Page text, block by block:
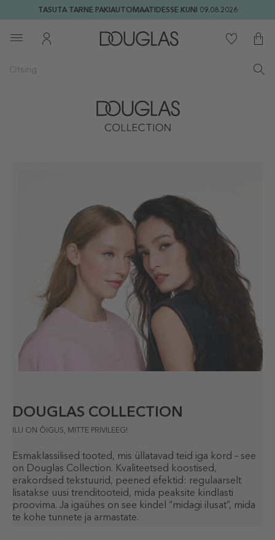
TASUTA TARNE PAKIAUTOMAATIDESSE KUNI 09.08.2026
DOUGLAS COLLECTION
ILU ON ÕIGUS, MITTE PRIVILEEG!
Esmaklassilised tooted, mis üllatavad teid iga kord – see
on Douglas Collection. Kvaliteetsed koostised,
erakordsed tekstuurid, peened efektid: regulaarselt
lisatakse uusi trenditooteid, mida peaksite kindlasti
proovima. Ja igaühes on see kindel “midagi ilusat”, mida
te kohe tunnete ja armastate.